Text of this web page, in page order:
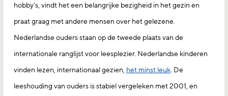
hobby’s, vindt het een belangrijke bezigheid in het gezin en
praat graag met andere mensen over het gelezene.
Nederlandse ouders staan op de tweede plaats van de
internationale ranglijst voor leesplezier. Nederlandse kinderen
vinden lezen, internationaal gezien, het minst leuk. De
leeshouding van ouders is stabiel vergeleken met 2001, en